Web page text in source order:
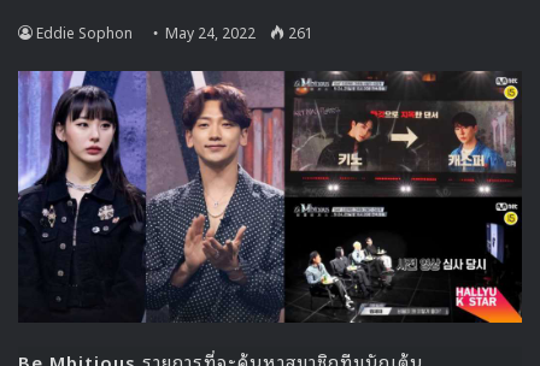
Source1 2
DRIPPIN